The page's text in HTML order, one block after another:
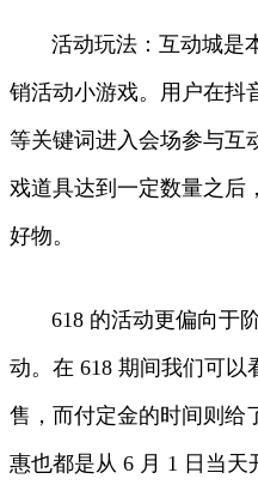
活动玩法：互动城是本
销活动小游戏。用户在抖
等关键词进入会场参与互
戏道具达到一定数量之后
好物。
618 的活动更偏向于阶
动。在 618 期间我们可以
售，而付定金的时间则给
惠也都是从 6 月 1 日当